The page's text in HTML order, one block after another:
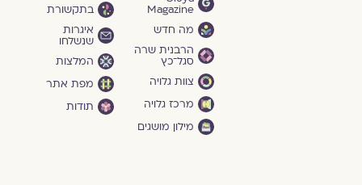
Magazine
מה חדש
הרבנית שרה
סגל־כץ
צוות גלויה
מרכז גלויה
מילון מושגים
בתקשורת
איגרות
שנשלחו
המלצות
מפת אתר
תודות